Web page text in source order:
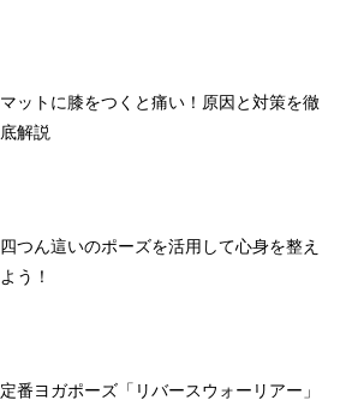
マットに膝をつくと痛い！原因と対策を徹
底解説
四つん這いのポーズを活用して心身を整え
よう！
定番ヨガポーズ「リバースウォーリアー」